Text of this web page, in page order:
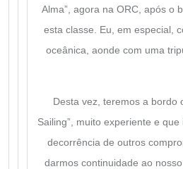
Alma”, agora na ORC, após o
esta classe. Eu, em especial,
oceânica, aonde com uma
Desta vez, teremos a bordo
Sailing”, muito experiente e
decorrência de outros
darmos continuidade ao